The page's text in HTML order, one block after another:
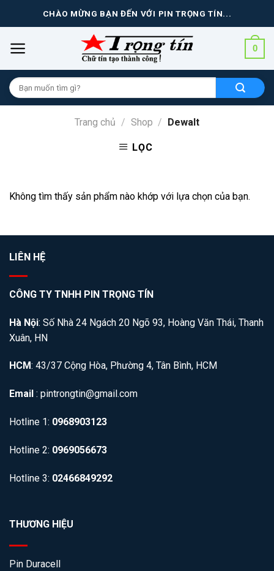
CHÀO MỪNG BẠN ĐẾN VỚI PIN TRỌNG TÍN...
0
Tìm
kiếm
cho:
Trang chủ / Shop / Dewalt
LỌC
Không tìm thấy sản phẩm nào khớp với lựa chọn của bạn.
LIÊN HỆ
CÔNG TY TNHH PIN TRỌNG TÍN
Hà Nội: Số Nhà 24 Ngách 20 Ngõ 93, Hoàng Văn Thái, Thanh
Xuân, HN
HCM: 43/37 Cộng Hòa, Phường 4, Tân Bình, HCM
Email : pintrongtin@gmail.com
Hotline 1: 0968903123
Hotline 2: 0969056673
Hotline 3: 02466849292
THƯƠNG HIỆU
Pin Duracell